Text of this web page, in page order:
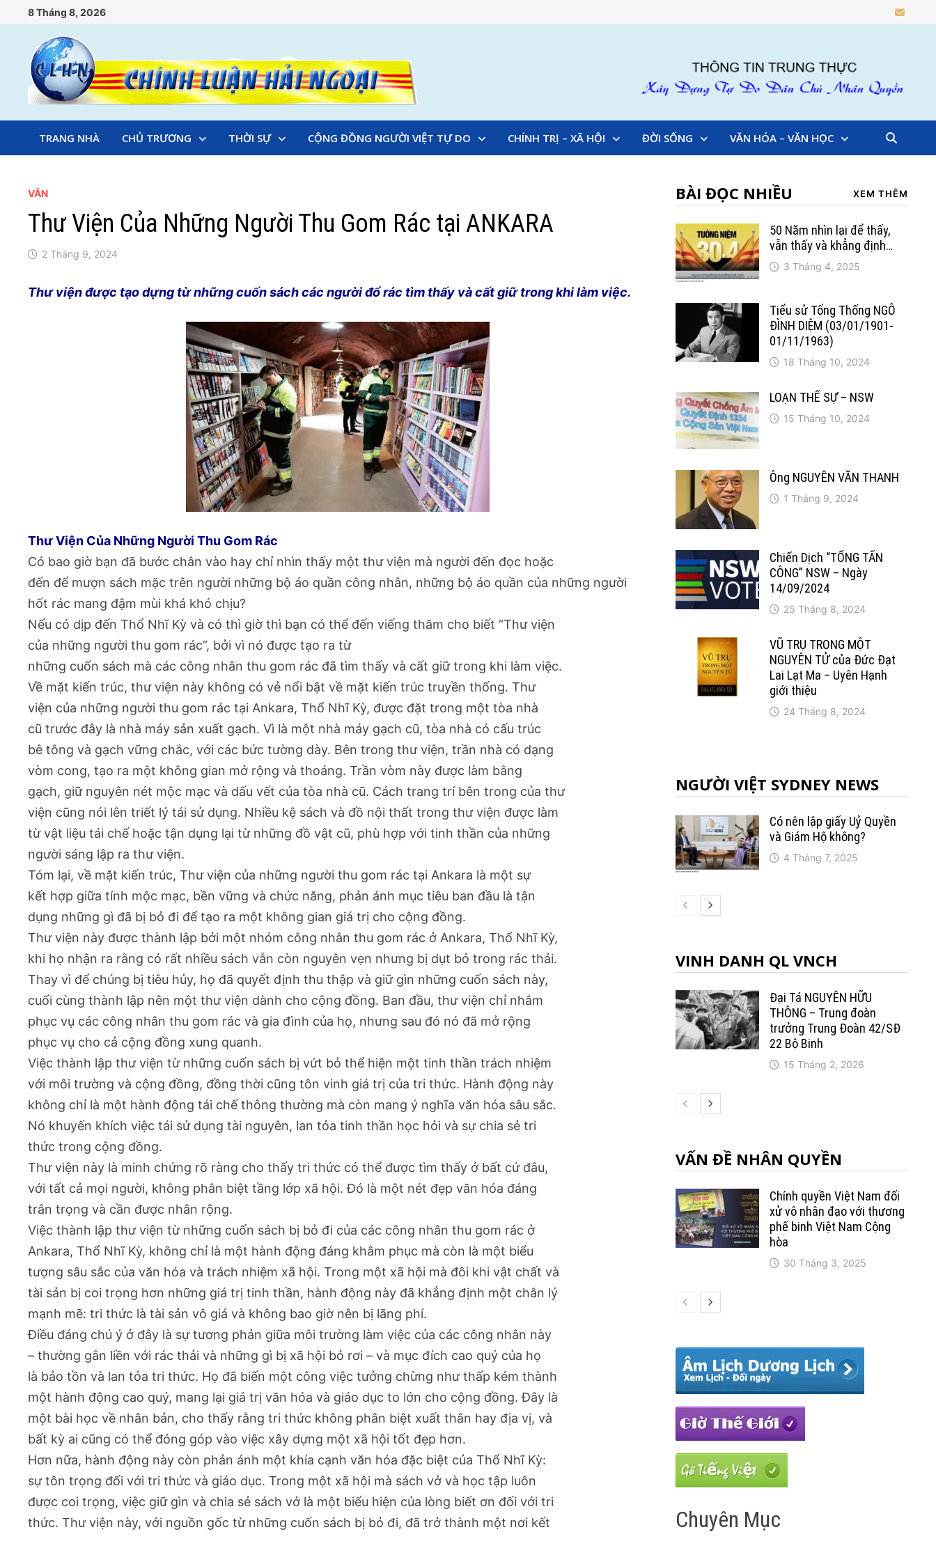
to
content
8 Tháng 8, 2026
TRANG NHÀ CHỦ TRƯƠNG THỜI SỰ CỘNG ĐỒNG NGƯỜI VIỆT TỰ DO CHÍNH TRỊ – XÃ HỘI ĐỜI SỐNG VĂN HÓA – VĂN HỌC
VĂN
Thư Viện Của Những Người Thu Gom Rác tại ANKARA
2 Tháng 9, 2024
Thư viện được tạo dựng từ những cuốn sách các người đổ rác tìm thấy và cất giữ trong khi làm việc.
Thư Viện Của Những Người Thu Gom Rác
Có bao giờ bạn đã bước chân vào hay chỉ nhìn thấy một thư viện mà người đến đọc hoặc
đến để mượn sách mặc trên người những bộ áo quần công nhân, những bộ áo quần của những người
hốt rác mang đậm mùi khá khó chịu?
Nếu có dịp đến Thổ Nhĩ Kỳ và có thì giờ thì bạn có thể đến viếng thăm cho biết “Thư viện
của những người thu gom rác”, bởi vì nó được tạo ra từ
những cuốn sách mà các công nhân thu gom rác đã tìm thấy và cất giữ trong khi làm việc.
Về mặt kiến trúc, thư viện này không có vẻ nổi bật về mặt kiến trúc truyền thống. Thư
viện của những người thu gom rác tại Ankara, Thổ Nhĩ Kỳ, được đặt trong một tòa nhà
cũ trước đây là nhà máy sản xuất gạch. Vì là một nhà máy gạch cũ, tòa nhà có cấu trúc
bê tông và gạch vững chắc, với các bức tường dày. Bên trong thư viện, trần nhà có dạng
vòm cong, tạo ra một không gian mở rộng và thoáng. Trần vòm này được làm bằng
gạch, giữ nguyên nét mộc mạc và dấu vết của tòa nhà cũ. Cách trang trí bên trong của thư
viện cũng nói lên triết lý tái sử dụng. Nhiều kệ sách và đồ nội thất trong thư viện được làm
từ vật liệu tái chế hoặc tận dụng lại từ những đồ vật cũ, phù hợp với tinh thần của những
người sáng lập ra thư viện.
Tóm lại, về mặt kiến trúc, Thư viện của những người thu gom rác tại Ankara là một sự
kết hợp giữa tính mộc mạc, bền vững và chức năng, phản ánh mục tiêu ban đầu là tận
dụng những gì đã bị bỏ đi để tạo ra một không gian giá trị cho cộng đồng.
Thư viện này được thành lập bởi một nhóm công nhân thu gom rác ở Ankara, Thổ Nhĩ Kỳ,
khi họ nhận ra rằng có rất nhiều sách vẫn còn nguyên vẹn nhưng bị dụt bỏ trong rác thải.
Thay vì để chúng bị tiêu hủy, họ đã quyết định thu thập và giữ gìn những cuốn sách này,
cuối cùng thành lập nên một thư viện dành cho cộng đồng. Ban đầu, thư viện chỉ nhắm
phục vụ các công nhân thu gom rác và gia đình của họ, nhưng sau đó nó đã mở rộng
phục vụ cho cả cộng đồng xung quanh.
Việc thành lập thư viện từ những cuốn sách bị vứt bỏ thể hiện một tinh thần trách nhiệm
với môi trường và cộng đồng, đồng thời cũng tôn vinh giá trị của tri thức. Hành động này
không chỉ là một hành động tái chế thông thường mà còn mang ý nghĩa văn hóa sâu sắc.
Nó khuyến khích việc tái sử dụng tài nguyên, lan tỏa tinh thần học hỏi và sự chia sẻ tri
thức trong cộng đồng.
Thư viện này là minh chứng rõ ràng cho thấy tri thức có thể được tìm thấy ở bất cứ đâu,
với tất cả mọi người, không phân biệt tầng lớp xã hội. Đó là một nét đẹp văn hóa đáng
trân trọng và cần được nhân rộng.
Việc thành lập thư viện từ những cuốn sách bị bỏ đi của các công nhân thu gom rác ở
Ankara, Thổ Nhĩ Kỳ, không chỉ là một hành động đáng khâm phục mà còn là một biểu
tượng sâu sắc của văn hóa và trách nhiệm xã hội. Trong một xã hội mà đôi khi vật chất và
tài sản bị coi trọng hơn những giá trị tinh thần, hành động này đã khẳng định một chân lý
mạnh mẽ: tri thức là tài sản vô giá và không bao giờ nên bị lãng phí.
Điều đáng chú ý ở đây là sự tương phản giữa môi trường làm việc của các công nhân này
– thường gắn liền với rác thải và những gì bị xã hội bỏ rơi – và mục đích cao quý của họ
là bảo tồn và lan tỏa tri thức. Họ đã biến một công việc tưởng chừng như thấp kém thành
một hành động cao quý, mang lại giá trị văn hóa và giáo dục to lớn cho cộng đồng. Đây là
một bài học về nhân bản, cho thấy rằng tri thức không phân biệt xuất thân hay địa vị, và
bất kỳ ai cũng có thể đóng góp vào việc xây dựng một xã hội tốt đẹp hơn.
Hơn nữa, hành động này còn phản ánh một khía cạnh văn hóa đặc biệt của Thổ Nhĩ Kỳ:
sự tôn trọng đối với tri thức và giáo dục. Trong một xã hội mà sách vở và học tập luôn
được coi trọng, việc giữ gìn và chia sẻ sách vở là một biểu hiện của lòng biết ơn đối với tri
thức. Thư viện này, với nguồn gốc từ những cuốn sách bị bỏ đi, đã trở thành một nơi kết
BÀI ĐỌC NHIỀU XEM THÊM
50 Năm nhìn lại để thấy,
vẫn thấy và khẳng định…
3 Tháng 4, 2025
Tiểu sử Tổng Thống NGÔ
ĐÌNH DIỆM (03/01/1901-
01/11/1963)
18 Tháng 10, 2024
LOẠN THẾ SỰ – NSW
15 Tháng 10, 2024
Ông NGUYỄN VĂN THANH
1 Tháng 9, 2024
Chiến Dịch “TỔNG TẤN
CÔNG” NSW – Ngày
14/09/2024
25 Tháng 8, 2024
VŨ TRỤ TRONG MỘT
NGUYÊN TỬ của Đức Đạt
Lai Lạt Ma – Uyên Hạnh
giới thiệu
24 Tháng 8, 2024
NGƯỜI VIỆT SYDNEY NEWS
Có nên lập giấy Uỷ Quyền
và Giám Hộ không?
4 Tháng 7, 2025
VINH DANH QL VNCH
Đại Tá NGUYỄN HỮU
THÔNG – Trung đoàn
trưởng Trung Ðoàn 42/SÐ
22 Bộ Binh
15 Tháng 2, 2026
VẤN ĐỀ NHÂN QUYỀN
Chính quyền Việt Nam đối
xử vô nhân đạo với thương
phế binh Việt Nam Cộng
hòa
30 Tháng 3, 2025
Chuyên Mục